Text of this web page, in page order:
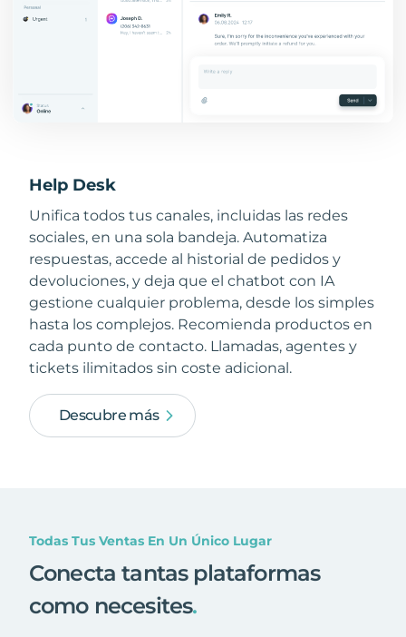
Help Desk
Unifica todos tus canales, incluidas las redes
sociales, en una sola bandeja. Automatiza
respuestas, accede al historial de pedidos y
devoluciones, y deja que el chatbot con IA
gestione cualquier problema, desde los simples
hasta los complejos. Recomienda productos en
cada punto de contacto. Llamadas, agentes y
tickets ilimitados sin coste adicional.
Descubre más
Todas Tus Ventas En Un Único Lugar
Conecta tantas plataformas
como necesites.